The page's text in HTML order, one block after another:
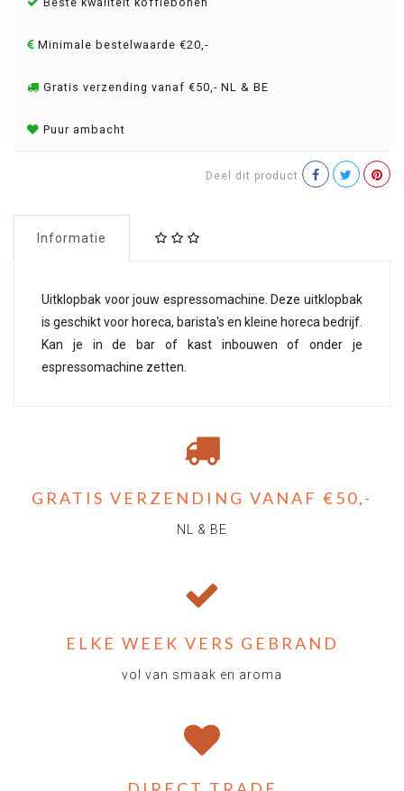
Minimale bestelwaarde €20,-
Gratis verzending vanaf €50,- NL & BE
Puur ambacht
Deel dit product
Informatie
Uitklopbak voor jouw espressomachine. Deze uitklopbak
is geschikt voor horeca, barista's en kleine horeca bedrijf.
Kan je in de bar of kast inbouwen of onder je
espressomachine zetten.
GRATIS VERZENDING VANAF €50,-
NL & BE
ELKE WEEK VERS GEBRAND
vol van smaak en aroma